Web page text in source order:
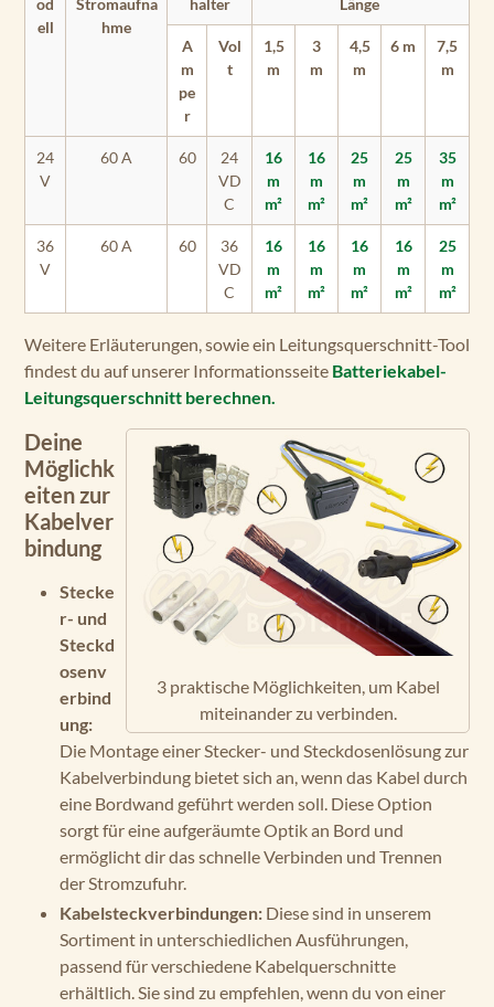
od
ell
Stromaufna
hme
halter Länge
A
m
pe
r
Vol
t
1,5
m
3
m
4,5
m
6 m
7,5
m
24
V
60 A 60
24
VD
C
16
m
m²
16
m
m²
25
m
m²
25
m
m²
35
m
m²
36
V
60 A 60
36
VD
C
16
m
m²
16
m
m²
16
m
m²
16
m
m²
25
m
m²
Weitere Erläuterungen, sowie ein Leitungsquerschnitt-Tool
findest du auf unserer Informationsseite Batteriekabel-
Leitungsquerschnitt berechnen.
3 praktische Möglichkeiten, um Kabel
miteinander zu verbinden.
Deine
Möglichk
eiten zur
Kabelver
bindung
Stecke
r- und
Steckd
osenv
erbind
ung:
Die Montage einer Stecker- und Steckdosenlösung zur
Kabelverbindung bietet sich an, wenn das Kabel durch
eine Bordwand geführt werden soll. Diese Option
sorgt für eine aufgeräumte Optik an Bord und
ermöglicht dir das schnelle Verbinden und Trennen
der Stromzufuhr.
Kabelsteckverbindungen: Diese sind in unserem
Sortiment in unterschiedlichen Ausführungen,
passend für verschiedene Kabelquerschnitte
erhältlich. Sie sind zu empfehlen, wenn du von einer